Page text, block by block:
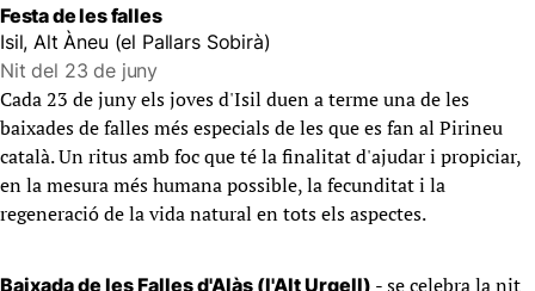
Festa de les falles
Isil, Alt Àneu (el Pallars Sobirà)
Nit del 23 de juny
Cada 23 de juny els joves d'Isil duen a terme una de les
baixades de falles més especials de les que es fan al Pirineu
català. Un ritus amb foc que té la finalitat d'ajudar i propiciar,
en la mesura més humana possible, la fecunditat i la
regeneració de la vida natural en tots els aspectes.
Baixada de les Falles d'Alàs (l'Alt Urgell) - se celebra la nit